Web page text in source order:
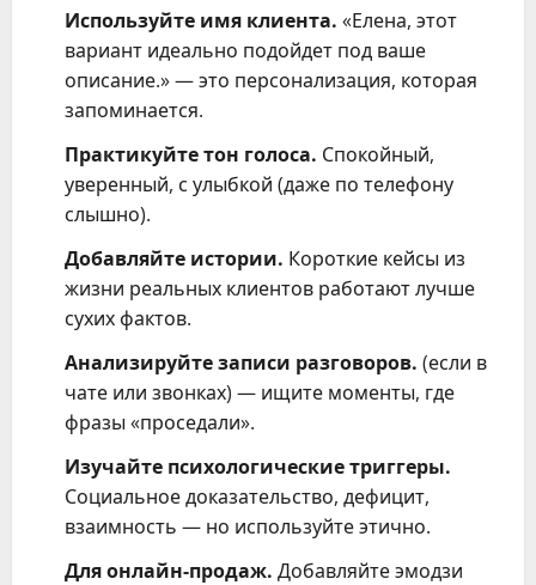
Используйте имя клиента. «Елена, этот
вариант идеально подойдет под ваше
описание.» — это персонализация, которая
запоминается.
Практикуйте тон голоса. Спокойный,
уверенный, с улыбкой (даже по телефону
слышно).
Добавляйте истории. Короткие кейсы из
жизни реальных клиентов работают лучше
сухих фактов.
Анализируйте записи разговоров. (если в
чате или звонках) — ищите моменты, где
фразы «проседали».
Изучайте психологические триггеры.
Социальное доказательство, дефицит,
взаимность — но используйте этично.
Для онлайн-продаж. Добавляйте эмодзи